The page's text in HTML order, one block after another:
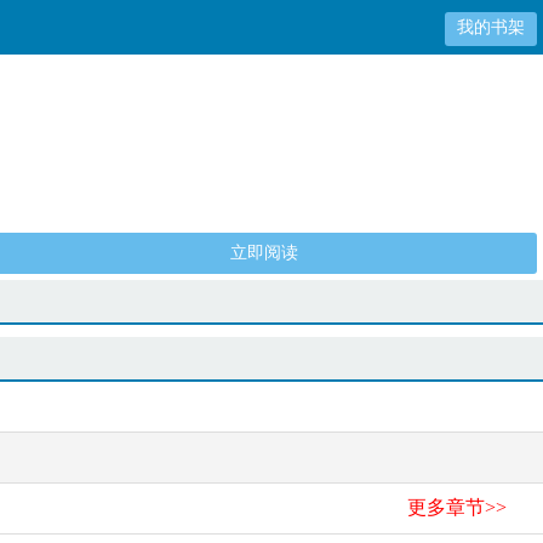
我的书架
立即阅读
更多章节>>